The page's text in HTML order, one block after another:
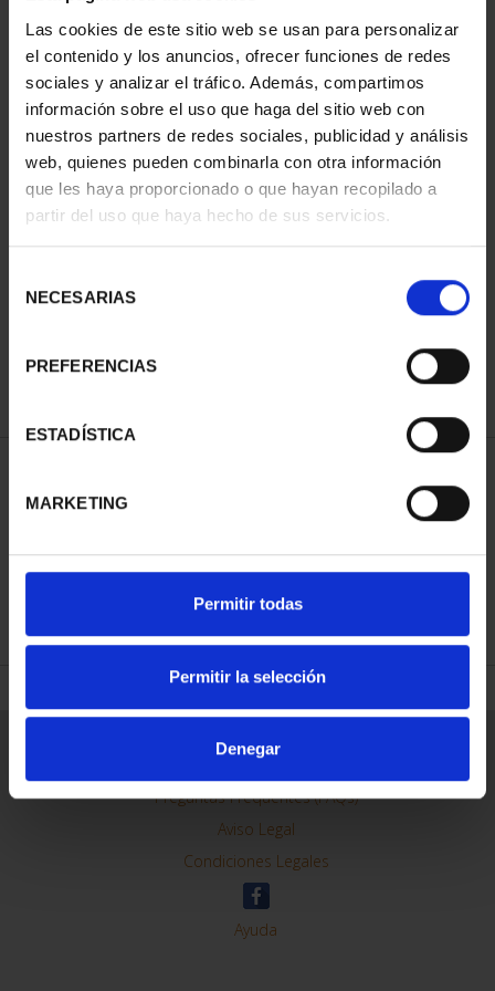
Las cookies de este sitio web se usan para personalizar
el contenido y los anuncios, ofrecer funciones de redes
sociales y analizar el tráfico. Además, compartimos
información sobre el uso que haga del sitio web con
nuestros partners de redes sociales, publicidad y análisis
web, quienes pueden combinarla con otra información
que les haya proporcionado o que hayan recopilado a
partir del uso que haya hecho de sus servicios.
NECESARIAS
PREFERENCIAS
ESTADÍSTICA
MARKETING
Permitir todas
Permitir la selección
Denegar
CAPITALES DE
PROVINCIA COLECCION
3.796,00 €
REFINAR
Información General
Contacto
Preguntas Frequentes (FAQs)
Aviso Legal
Condiciones Legales
Ayuda